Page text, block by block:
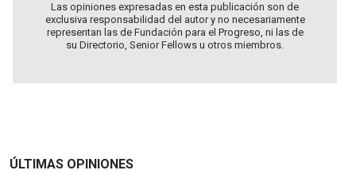
Las opiniones expresadas en esta publicación son de
exclusiva responsabilidad del autor y no necesariamente
representan las de Fundación para el Progreso, ni las de
su Directorio, Senior Fellows u otros miembros.
ÚLTIMAS OPINIONES